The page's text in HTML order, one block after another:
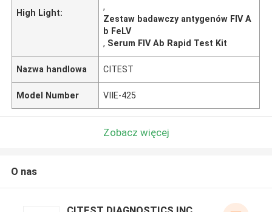
High Light:
,
Zestaw badawczy antygenów FIV A
b FeLV
, Serum FIV Ab Rapid Test Kit
Nazwa handlowa CITEST
Model Number VIIE-425
Zobacz więcej
O nas